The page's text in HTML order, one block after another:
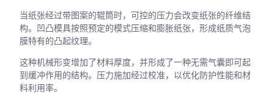
当纸张经过带图案的辊筒时，可控的压力会改变纸张的纤维结
构。凹凸模具按照预定的模式压缩和膨胀纸张，形成纸质气泡
膜特有的凸起纹理。
这种机械形变增加了材料厚度，并形成了一种无需气囊即可起
到缓冲作用的结构。压力施加经过校准，以优化防护性能和材
料利用率。